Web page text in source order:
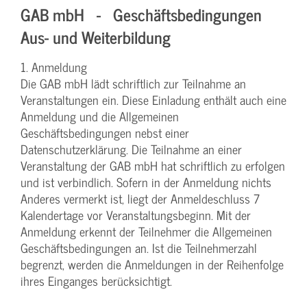
GAB mbH - Geschäftsbedingungen
Aus- und Weiterbildung
1. Anmeldung
Die GAB mbH lädt schriftlich zur Teilnahme an
Veranstaltungen ein. Diese Einladung enthält auch eine
Anmeldung und die Allgemeinen
Geschäftsbedingungen nebst einer
Datenschutzerklärung. Die Teilnahme an einer
Veranstaltung der GAB mbH hat schriftlich zu erfolgen
und ist verbindlich. Sofern in der Anmeldung nichts
Anderes vermerkt ist, liegt der Anmeldeschluss 7
Kalendertage vor Veranstaltungsbeginn. Mit der
Anmeldung erkennt der Teilnehmer die Allgemeinen
Geschäftsbedingungen an. Ist die Teilnehmerzahl
begrenzt, werden die Anmeldungen in der Reihenfolge
ihres Einganges berücksichtigt.